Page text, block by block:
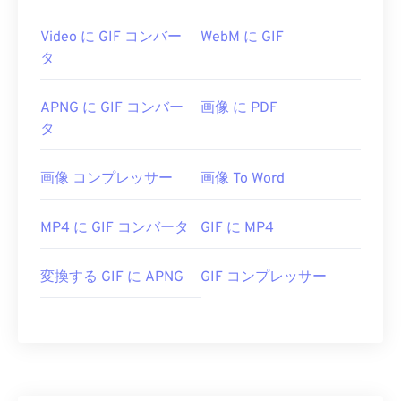
Video に GIF コンバー
タ
WebM に GIF
APNG に GIF コンバー
タ
画像 に PDF
画像 コンプレッサー 画像 To Word
MP4 に GIF コンバータ GIF に MP4
変換する GIF に APNG GIF コンプレッサー